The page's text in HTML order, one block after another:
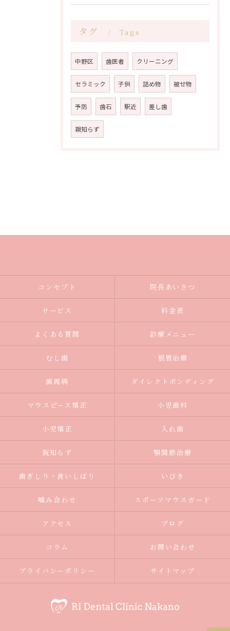
タグ Tags
中野区 歯医者 クリーニング
セラミック 子供 詰め物 被せ物
予防 歯石 駅近 差し歯
親知らず
コンセプト 院長あいさつ
サービス 料金表
よくある質問 診療メニュー
むし歯 根管治療
歯周病 ダイレクトボンディング
マウスピース矯正 小児歯科
小児矯正 入れ歯
親知らず 顎関節治療
歯ぎしり・食いしばり いびき
噛み合わせ スポーツマウスガード
アクセス ブログ
コラム お問い合わせ
プライバシーポリシー サイトマップ